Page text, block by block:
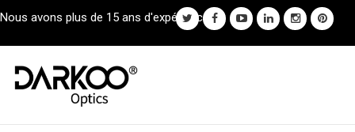
Nous avons plus de 15 ans d'expérience.